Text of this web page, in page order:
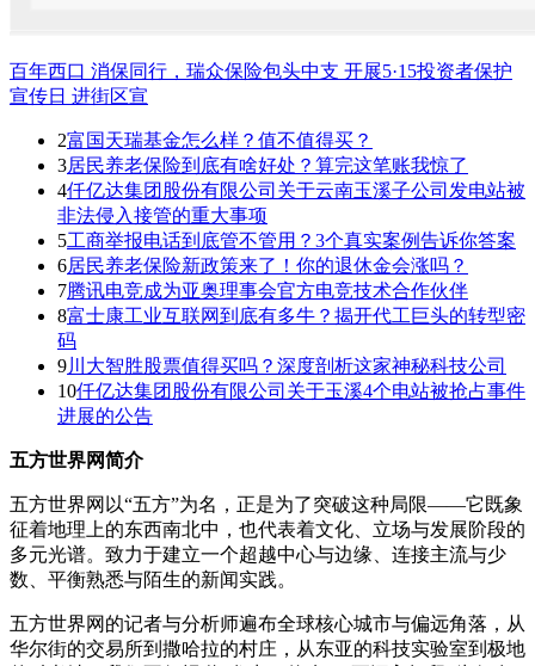
百年西口 消保同行，瑞众保险包头中支 开展5·15投资者保护
宣传日 进街区宣
2富国天瑞基金怎么样？值不值得买？
3居民养老保险到底有啥好处？算完这笔账我惊了
4仟亿达集团股份有限公司关于云南玉溪子公司发电站被
非法侵入接管的重大事项
5工商举报电话到底管不管用？3个真实案例告诉你答案
6居民养老保险新政策来了！你的退休金会涨吗？
7腾讯电竞成为亚奥理事会官方电竞技术合作伙伴
8富士康工业互联网到底有多牛？揭开代工巨头的转型密
码
9川大智胜股票值得买吗？深度剖析这家神秘科技公司
10仟亿达集团股份有限公司关于玉溪4个电站被抢占事件
进展的公告
五方世界网简介
五方世界网以“五方”为名，正是为了突破这种局限——它既象
征着地理上的东西南北中，也代表着文化、立场与发展阶段的
多元光谱。致力于建立一个超越中心与边缘、连接主流与少
数、平衡熟悉与陌生的新闻实践。
五方世界网的记者与分析师遍布全球核心城市与偏远角落，从
华尔街的交易所到撒哈拉的村庄，从东亚的科技实验室到极地